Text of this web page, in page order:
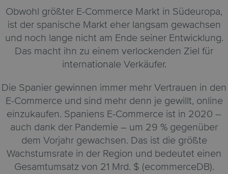
Obwohl größter E-Commerce Markt in Südeuropa,
ist der spanische Markt eher langsam gewachsen
und noch lange nicht am Ende seiner Entwicklung.
Das macht ihn zu einem verlockenden Ziel für
internationale Verkäufer.
Die Spanier gewinnen immer mehr Vertrauen in den
E-Commerce und sind mehr denn je gewillt, online
einzukaufen. Spaniens E-Commerce ist in 2020 –
auch dank der Pandemie – um 29 % gegenüber
dem Vorjahr gewachsen. Das ist die größte
Wachstumsrate in der Region und bedeutet einen
Gesamtumsatz von 21 Mrd. $ (ecommerceDB).